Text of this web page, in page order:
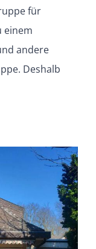
für
einem
andere
Deshalb